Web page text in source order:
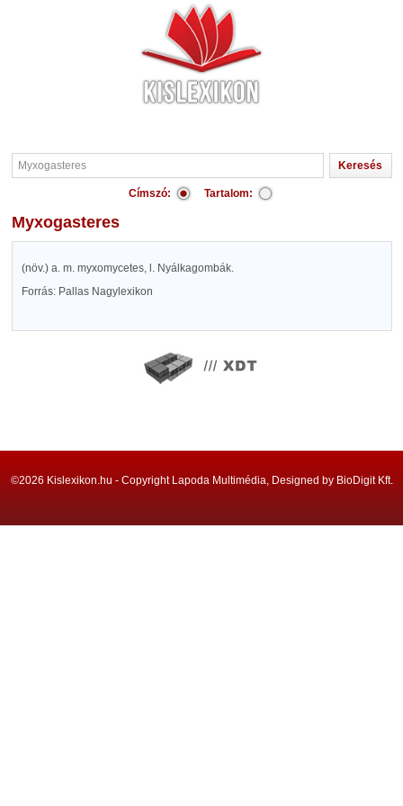
Címszó: Tartalom:
Myxogasteres
(növ.) a. m. myxomycetes, l. Nyálkagombák.
Forrás: Pallas Nagylexikon
©2026 Kislexikon.hu - Copyright Lapoda Multimédia, Designed by BioDigit Kft.